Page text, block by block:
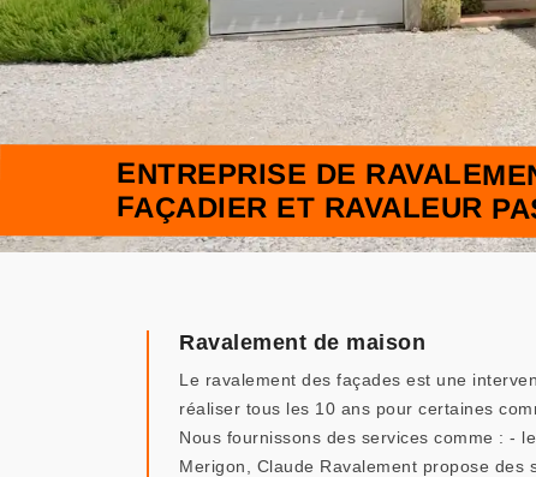
ENTREPRISE DE
FAÇADIER ET RAVALEUR
Ravalement de maison
Le ravalement des façades est une
réaliser tous les 10 ans pour certaines
Nous fournissons des services comme : -
Merigon, Claude Ravalement propose des